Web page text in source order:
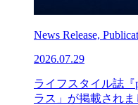
News Release,
2026.07.29
ライフスタイル誌
ラス」が掲載されま